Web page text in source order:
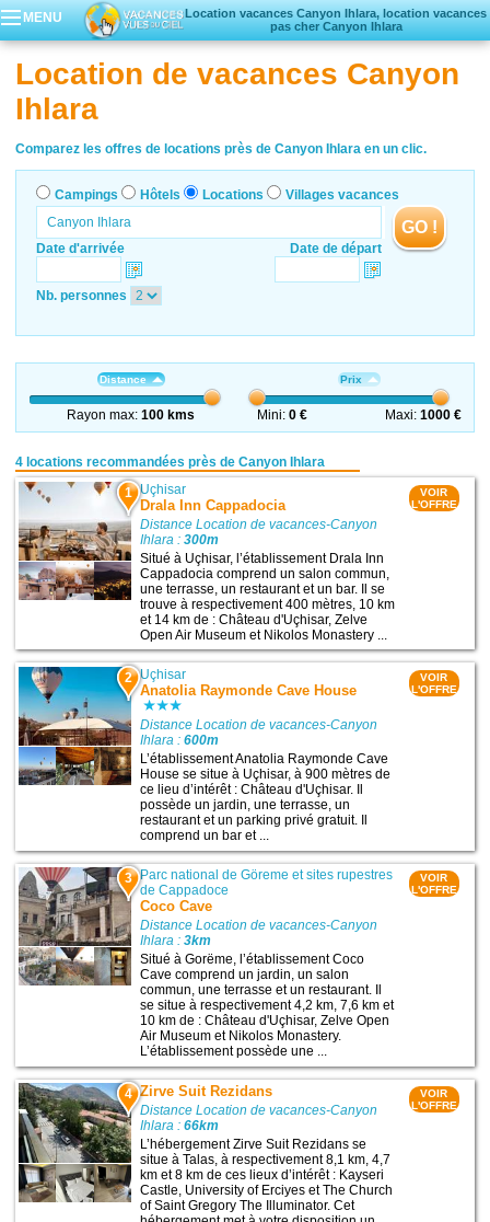
MENU
Location vacances Canyon Ihlara, location vacances
pas cher Canyon Ihlara
Hôtels
Location de vacances Canyon
Ihlara
Comparez les offres de locations près de Canyon Ihlara en un clic.
Campings Hôtels Locations Villages vacances
Date d'arrivée Date de départ
GO !
Nb. personnes
Distance
Rayon max:100 kms
Prix
Mini:0 € Maxi: 1000 €
4 locations recommandées près de Canyon Ihlara
1 Uçhisar
Drala Inn Cappadocia
Distance Location de vacances-Canyon
Ihlara :300m
Situé à Uçhisar, l’établissement Drala Inn
Cappadocia comprend un salon commun,
une terrasse, un restaurant et un bar. Il se
trouve à respectivement 400 mètres, 10 km
et 14 km de : Château d'Uçhisar, Zelve
Open Air Museum‎ et Nikolos Monastery ...
VOIR
L'OFFRE
2 Uçhisar
Anatolia Raymonde Cave House
Distance Location de vacances-Canyon
Ihlara :600m
L’établissement Anatolia Raymonde Cave
House se situe à Uçhisar, à 900 mètres de
ce lieu d’intérêt : Château d'Uçhisar. Il
possède un jardin, une terrasse, un
restaurant et un parking privé gratuit. Il
comprend un bar et ...
VOIR
L'OFFRE
3 Parc national de Göreme et sites rupestres
de Cappadoce
Coco Cave
Distance Location de vacances-Canyon
Ihlara :3km
Situé à Gorëme, l’établissement Coco
Cave comprend un jardin, un salon
commun, une terrasse et un restaurant. Il
se situe à respectivement 4,2 km, 7,6 km et
10 km de : Château d'Uçhisar, Zelve Open
Air Museum‎ et Nikolos Monastery.
L’établissement possède une ...
VOIR
L'OFFRE
4 Zirve Suit Rezidans
Distance Location de vacances-Canyon
Ihlara :66km
L’hébergement Zirve Suit Rezidans se
situe à Talas, à respectivement 8,1 km, 4,7
km et 8 km de ces lieux d’intérêt : Kayseri
Castle, University of Erciyes et The Church
of Saint Gregory The Illuminator. Cet
VOIR
L'OFFRE